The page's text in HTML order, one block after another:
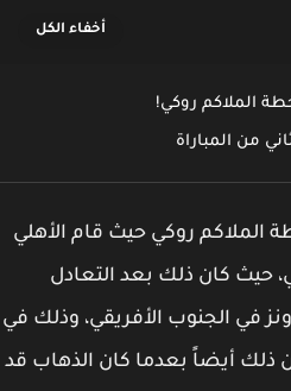
روكي!
من المباراة
روكي حيث قام الأهلي
حيث كان ذلك بعد التعادل
الجنوب الأفريقي، وذلك في
أيضاً بعدما كان الذهاب قد